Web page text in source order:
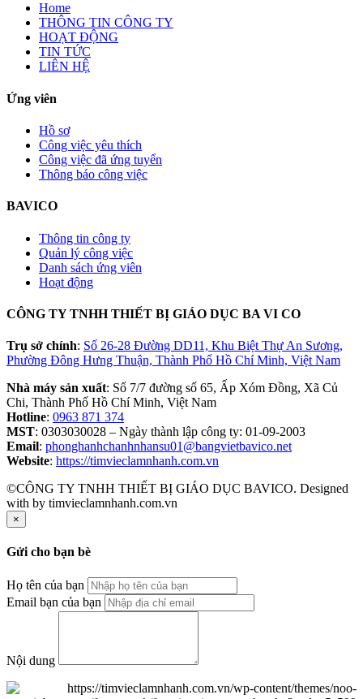
Home
THÔNG TIN CÔNG TY
HOẠT ĐỘNG
TIN TỨC
LIÊN HỆ
Ứng viên
Hồ sơ
Công việc yêu thích
Công việc đã ứng tuyển
Thông báo công việc
BAVICO
Thông tin công ty
Quản lý công việc
Danh sách ứng viên
Hoạt động
CÔNG TY TNHH THIẾT BỊ GIÁO DỤC BA VI CO
Trụ sở chính: Số 26-28 Đường DD11, Khu Biệt Thự An Sương,
Phường Đông Hưng Thuận, Thành Phố Hồ Chí Minh, Việt Nam
Nhà máy sản xuất: Số 7/7 đường số 65, Ấp Xóm Đồng, Xã Củ
Chi, Thành Phố Hồ Chí Minh, Việt Nam
Hotline: 0963 871 374
MST: 0303030028 – Ngày thành lập công ty: 01-09-2003
Email: phonghanhchanhnhansu01@bangvietbavico.net
Website: https://timvieclamnhanh.com.vn
©CÔNG TY TNHH THIẾT BỊ GIÁO DỤC BAVICO. Designed
with by timvieclamnhanh.com.vn
×
Gửi cho bạn bè
Họ tên của bạn
Email bạn của bạn
Nội dung